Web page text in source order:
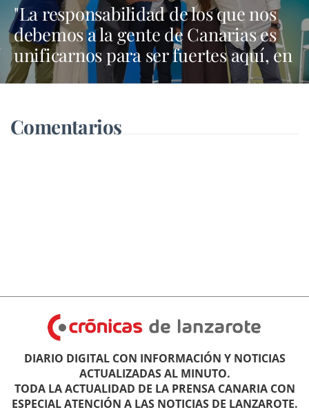
"La responsabilidad de los que nos
debemos a la gente de Canarias es
unificarnos para ser fuertes aquí, en
Madrid y en Bruselas"
Comentarios
DIARIO DIGITAL CON INFORMACIÓN Y NOTICIAS
ACTUALIZADAS AL MINUTO.
TODA LA ACTUALIDAD DE LA PRENSA CANARIA CON
ESPECIAL ATENCIÓN A LAS NOTICIAS DE LANZAROTE.